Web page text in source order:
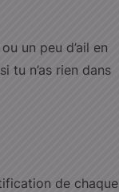
un peu d’ail en
tu n’as rien dans
de chaque